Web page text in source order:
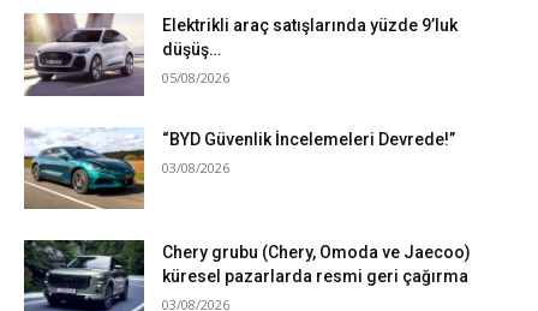
Elektrikli araç satışlarında yüzde 9’luk
düşüş…
05/08/2026
“BYD Güvenlik İncelemeleri Devrede!”
03/08/2026
Chery grubu (Chery, Omoda ve Jaecoo)
küresel pazarlarda resmi geri çağırma
03/08/2026